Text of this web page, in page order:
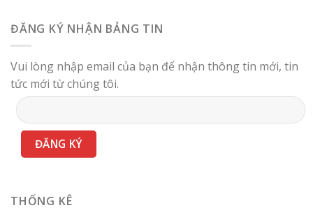
ĐĂNG KÝ NHẬN BẢNG TIN
Vui lòng nhập email của bạn để nhận thông tin mới, tin
tức mới từ chúng tôi.
THỐNG KÊ